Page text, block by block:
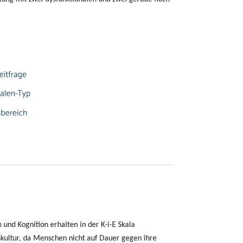
Kognition erhalten in der K-i-E Skala
da Menschen nicht auf Dauer gegen ihre